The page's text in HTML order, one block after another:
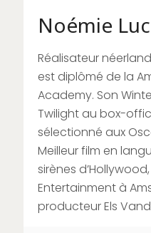
Noémie
Réalisateur
est diplômé de la
Academy. Son
Twilight au box-
sélectionné aux
Meilleur film en
sirènes
Entertainment à
producteur Els